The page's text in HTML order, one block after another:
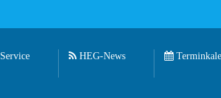
Service HEG-News